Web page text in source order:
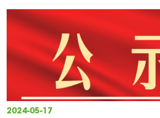
2024-05-17